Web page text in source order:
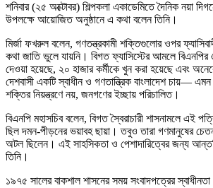
শনিবার (২৫ অক্টোবর) শিল্পকলা একাডেমিতে দৈনিক নয়া
উপলক্ষে আয়োজিত অনুষ্ঠানে এ কথা বলেন তিনি।
মির্জা ফখরুল বলেন, গণতন্ত্রকামী শক্তিগুলোর ওপর
কথা জাতি ভুলে যায়নি। বিগত ফ্যাসিস্টের আমলে বিএনপির
দেওয়া হয়েছে, ২০ হাজার কর্মীকে খুন করা হয়েছে এবং
দেশবাসী একটি স্বাধীন ও গণতান্ত্রিক বাংলাদেশ চায়— এমন
শক্তির নিয়ন্ত্রণে নয়, জনগণের ইচ্ছায় পরিচালিত।
বিএনপি মহাসচিব বলেন, বিগত স্বৈরাচারী শাসনামলে এই
ছিল দমন-পীড়নের ভয়াবহ ছায়া। তবুও তারা গণমানুষের
অটল ছিলেন। এই সাহসিকতা ও পেশাদারিত্বের জন্য
তিনি।
১৯৭৫ সালের বাকশাল শাসনের সময় সংবাদপত্রের